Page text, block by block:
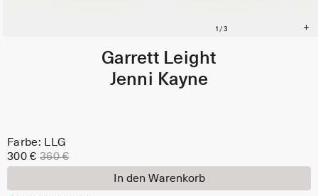
Garrett Leight
Jenni Kayne
Farbe: LLG
300 € 360 €
In den Warenkorb